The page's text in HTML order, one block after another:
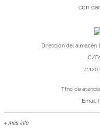
con
Dirección del
C/
41120
Tfno de
Email:
+ más info